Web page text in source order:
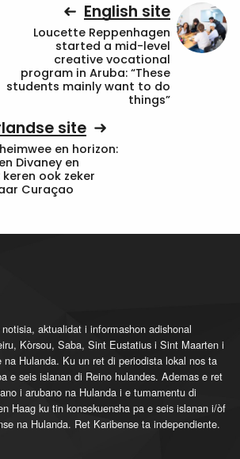
English site
Loucette Reppenhagen
started a mid-level
creative vocational
program in Aruba: “These
students mainly want to do
things”
site
en horizon:
Divaney en
ook zeker
Curaçao
aktualidat i informashon adishonal
Kòrsou, Saba, Sint Eustatius i Sint Maarten i
na Hulanda. Ku un ret di periodista lokal nos ta
e seis islanan di Reino hulandes. Ademas e ret
i arubano na Hulanda i e tumamentu di
Haag ku tin konsekuensha pa e seis islanan i/òf
na Hulanda. Ret Karibense ta independiente.